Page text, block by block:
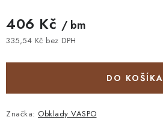
406 Kč / bm
335,54 Kč bez DPH
DO KOŠÍKA
Značka: Obklady VASPO